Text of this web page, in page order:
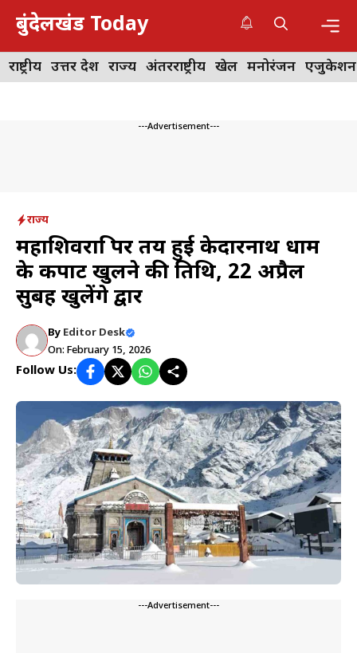
Skip
content
बुंदेलखंड Today
राष्ट्रीय उत्तर प्रदेश राज्य अंतरराष्ट्रीय खेल मनोरंजन एजुकेशन
---Advertisement---
राज्य
महाशिवरात्रि पर तय हुई केदारनाथ धाम
के कपाट खुलने की तिथि, 22 अप्रैल
सुबह खुलेंगे द्वार
By Editor Desk
On: February 15, 2026
Follow Us:
---Advertisement---